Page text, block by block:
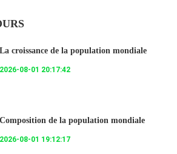
La croissance de la population mondiale
2026-08-01 20:17:42
Composition de la population mondiale
2026-08-01 19:12:17